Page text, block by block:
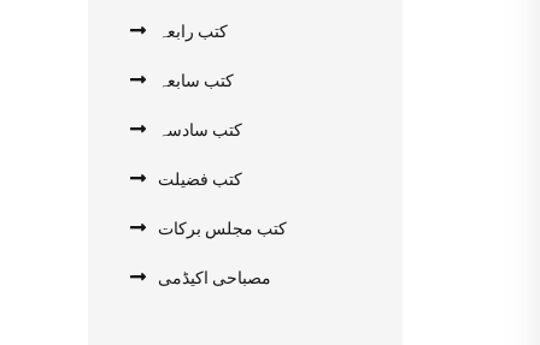
کتب رابعہ
کتب سابعہ
کتب سادسہ
کتب فضیلت
کتب مجلس برکات
مصباحی اکیڈمی